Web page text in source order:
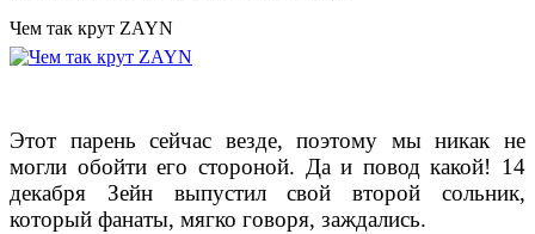
Чем так крут ZAYN
Этот парень сейчас везде, поэтому мы никак не
могли обойти его стороной. Да и повод какой! 14
декабря Зейн выпустил свой второй сольник,
который фанаты, мягко говоря, заждались.